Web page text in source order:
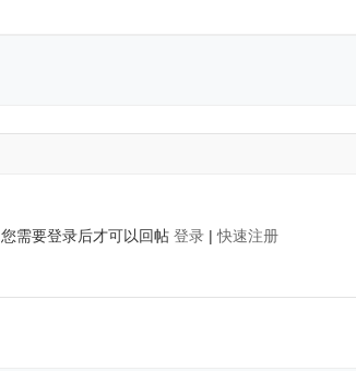
您需要登录后才可以回帖 登录|快速注册